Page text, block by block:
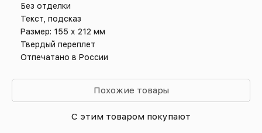
Без отделки
Текст, подсказ
Размер: 155 х 212 мм
Твердый переплет
Отпечатано в России
Похожие товары
С этим товаром покупают